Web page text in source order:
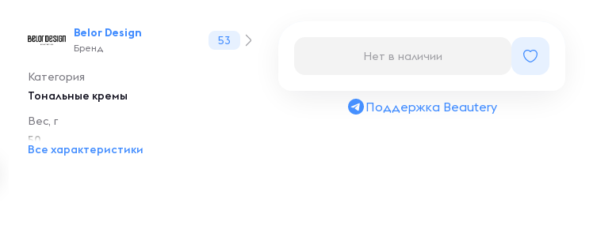
Belor Design
Бренд
53
Категория
Тональные кремы
Вес, г
50
Все характеристики
Нет в наличии
Поддержка Beautery